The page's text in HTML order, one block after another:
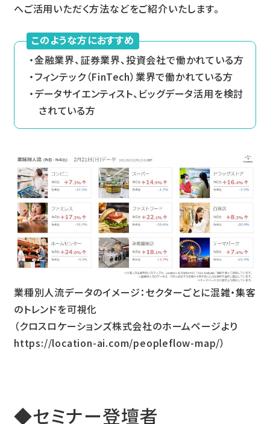
へご活用いただく方法などをご紹介いたします。
このような方におすすめ
金融業界、証券業界、投資会社で働かれている方
フィンテック（FinTech）業界で働かれている方
データサイエンティスト、ビッグデータ活用を検討
されている方
業種別人流データのイメージ：セクターごとに混雑・集客
のトレンドを可視化
（クロスロケーションズ株式会社のホームページより
https://location-ai.com/peopleflow-map/）
◆セミナー登壇者